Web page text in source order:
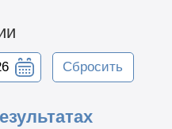
Сбросить